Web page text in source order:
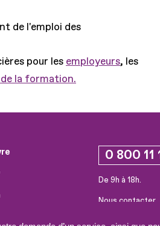
de l'emploi des
pour les employeurs, les
la formation.
0 800 11
De 9h à 18h.
Nous contacter